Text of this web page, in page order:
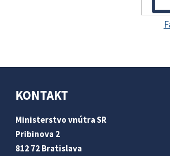
KONTAKT
Ministerstvo vnútra SR
Pribinova 2
812 72 Bratislava